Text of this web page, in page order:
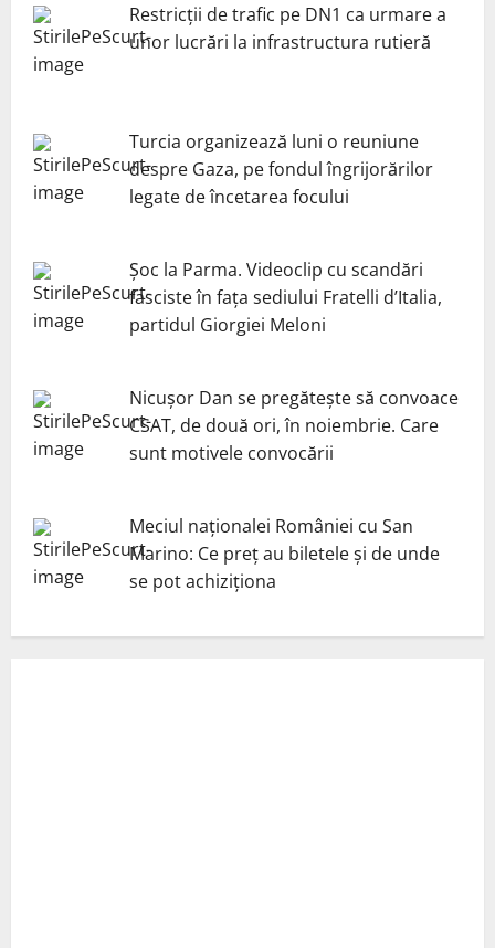
Restricții de trafic pe DN1 ca urmare a
unor lucrări la infrastructura rutieră
Turcia organizează luni o reuniune
despre Gaza, pe fondul îngrijorărilor
legate de încetarea focului
Șoc la Parma. Videoclip cu scandări
fasciste în fața sediului Fratelli d’Italia,
partidul Giorgiei Meloni
Nicuşor Dan se pregăteşte să convoace
CSAT, de două ori, în noiembrie. Care
sunt motivele convocării
Meciul naționalei României cu San
Marino: Ce preț au biletele și de unde
se pot achiziționa